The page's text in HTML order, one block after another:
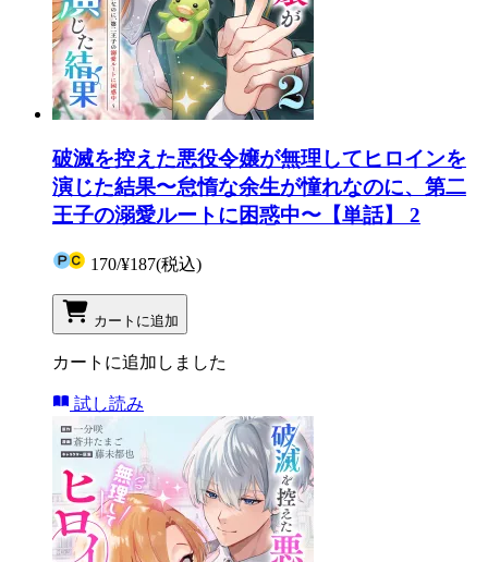
破滅を控えた悪役令嬢が無理してヒロインを
演じた結果〜怠惰な余生が憧れなのに、第二
王子の溺愛ルートに困惑中〜【単話】 2
170/¥187(税込)
カートに追加
カートに追加しました
試し読み